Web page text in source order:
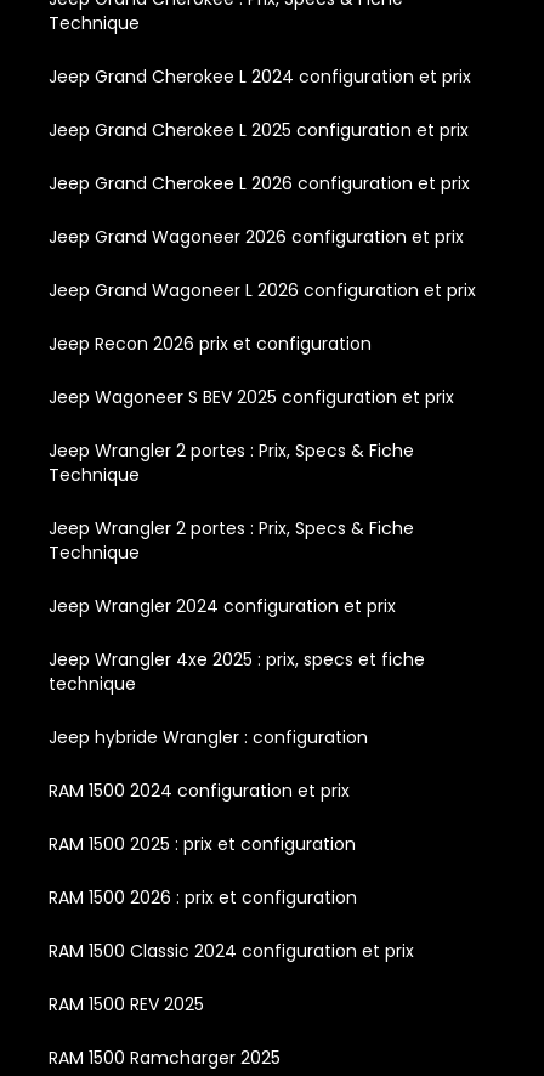
Technique
Jeep Grand Cherokee L 2024 configuration et prix
Jeep Grand Cherokee L 2025 configuration et prix
Jeep Grand Cherokee L 2026 configuration et prix
Jeep Grand Wagoneer 2026 configuration et prix
Jeep Grand Wagoneer L 2026 configuration et prix
Jeep Recon 2026 prix et configuration
Jeep Wagoneer S BEV 2025 configuration et prix
Jeep Wrangler 2 portes : Prix, Specs & Fiche
Technique
Jeep Wrangler 2 portes : Prix, Specs & Fiche
Technique
Jeep Wrangler 2024 configuration et prix
Jeep Wrangler 4xe 2025 : prix, specs et fiche
technique
Jeep hybride Wrangler : configuration
RAM 1500 2024 configuration et prix
RAM 1500 2025 : prix et configuration
RAM 1500 2026 : prix et configuration
RAM 1500 Classic 2024 configuration et prix
RAM 1500 REV 2025
RAM 1500 Ramcharger 2025